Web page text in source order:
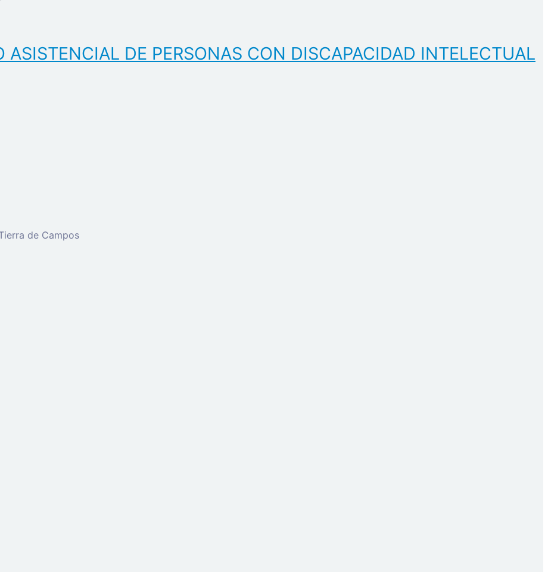
ASISTENCIAL DE PERSONAS CON DISCAPACIDAD INTELECTUAL
de Campos